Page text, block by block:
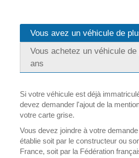
Vous avez un véhicule de
Vous achetez un véhicule
ans
Si votre véhicule est déjà
devez demander l'ajout de la
votre carte grise.
Vous devez joindre à votre
établie soit par le constructeur ou
France, soit par la Fédération